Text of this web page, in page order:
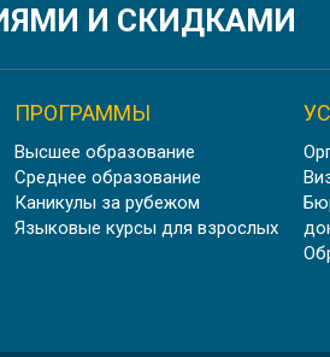
УНИВЕРСИТЕТ В
И СКИДКАМИ
ПРОГРАММЫ
Высшее образование
Среднее образование
Каникулы за рубежом
Языковые курсы для взрослых